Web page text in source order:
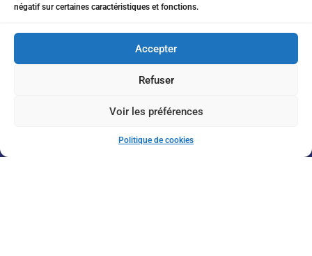
négatif sur certaines caractéristiques et fonctions.
Accepter
Refuser
Voir les préférences
Politique de cookies
17 av Shakespeare 06000 Nice